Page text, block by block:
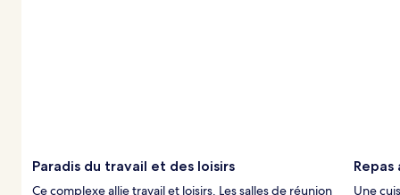
Paradis du travail et des loisirs
Ce complexe allie travail et loisirs. Les salles de réunion
Repas
Une